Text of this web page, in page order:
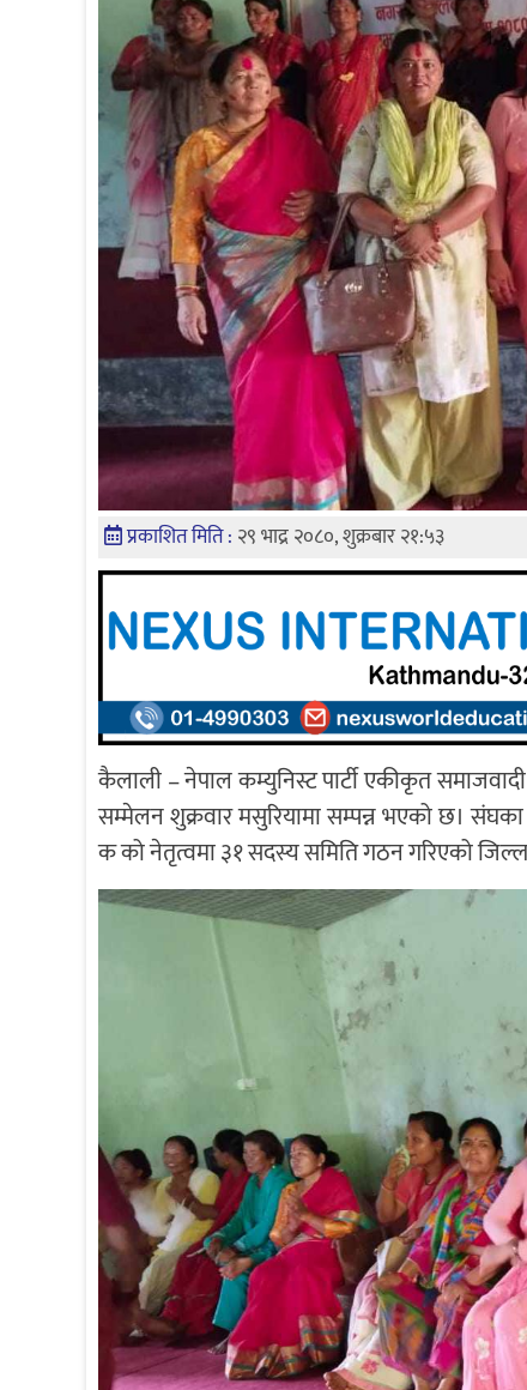
प्रकाशित मिति : २९ भाद्र २०८०, शुक्रबार २१:५३
कैलाली – नेपाल कम्युनिस्ट पार्टी एकीकृत
सम्मेलन शुक्रवार मसुरियामा सम्पन्न भएको छ।
क को नेतृत्वमा ३१ सदस्य समिति गठन गरिएको